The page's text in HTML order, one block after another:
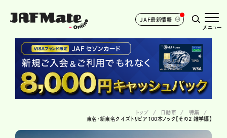
JAF最新情報
メニュー
トップ 自動車
特集
東名・新東名クイズトリビア100本ノック【その2 雑学編】